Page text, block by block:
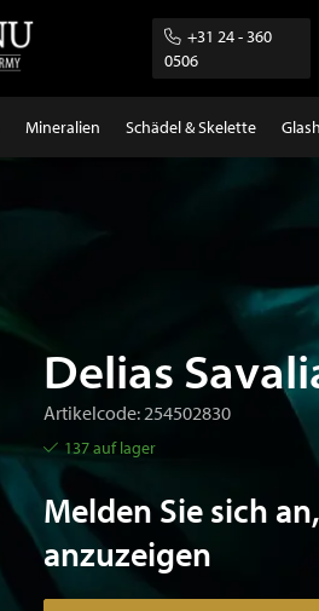
+31 24 - 360
0506
Mineralien Schädel & Skelette
Delias
Artikelcode: 254502830
137 auf lager
Melden Sie sich
anzuzeigen